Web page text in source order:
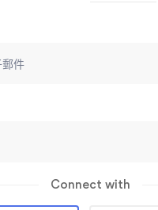
Connect with